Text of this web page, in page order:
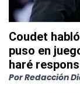
Coudet
puso en
haré
PorRedacción